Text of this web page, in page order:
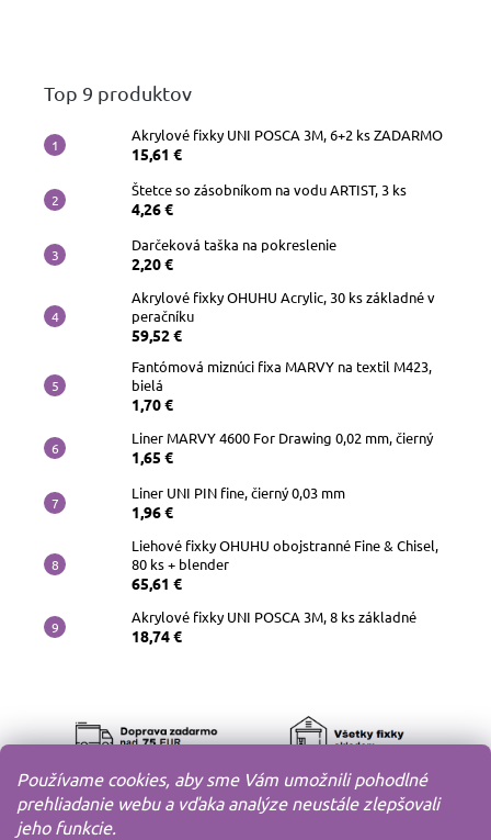
Používame cookies, aby sme Vám umožnili pohodlné
prehliadanie webu a vďaka analýze neustále zlepšovali
jeho funkcie.
Top 9 produktov
Akrylové fixky UNI POSCA 3M, 6+2 ks ZADARMO
15,61 €
Štetce so zásobníkom na vodu ARTIST, 3 ks
4,26 €
Darčeková taška na pokreslenie
2,20 €
Akrylové fixky OHUHU Acrylic, 30 ks základné v
peračníku
59,52 €
Fantómová miznúci fixa MARVY na textil M423,
bielá
1,70 €
Liner MARVY 4600 For Drawing 0,02 mm, čierný
1,65 €
Liner UNI PIN fine, čierný 0,03 mm
1,96 €
Liehové fixky OHUHU obojstranné Fine & Chisel,
80 ks + blender
65,61 €
Akrylové fixky UNI POSCA 3M, 8 ks základné
18,74 €